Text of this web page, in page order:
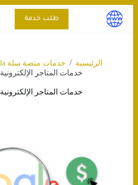
التجاوز
المحتوى
طلب خدمة
الرئيسية / خدمات منصة سلة Salla
خدمات المتاجر الإلكترونية
خدمات المتاجر الإلكترونية